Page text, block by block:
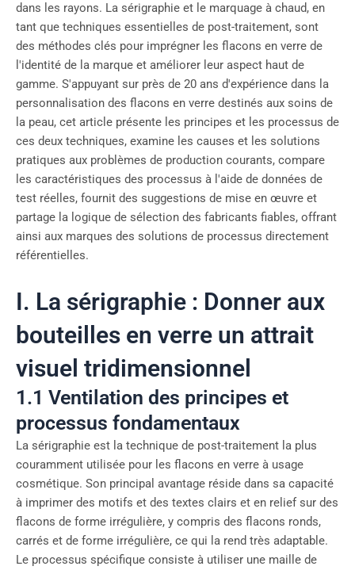
dans les rayons. La sérigraphie et le marquage à chaud, en
tant que techniques essentielles de post-traitement, sont
des méthodes clés pour imprégner les flacons en verre de
l'identité de la marque et améliorer leur aspect haut de
gamme. S'appuyant sur près de 20 ans d'expérience dans la
personnalisation des flacons en verre destinés aux soins de
la peau, cet article présente les principes et les processus de
ces deux techniques, examine les causes et les solutions
pratiques aux problèmes de production courants, compare
les caractéristiques des processus à l'aide de données de
test réelles, fournit des suggestions de mise en œuvre et
partage la logique de sélection des fabricants fiables, offrant
ainsi aux marques des solutions de processus directement
référentielles.
I. La sérigraphie : Donner aux
bouteilles en verre un attrait
visuel tridimensionnel
1.1 Ventilation des principes et
processus fondamentaux
La sérigraphie est la technique de post-traitement la plus
couramment utilisée pour les flacons en verre à usage
cosmétique. Son principal avantage réside dans sa capacité
à imprimer des motifs et des textes clairs et en relief sur des
flacons de forme irrégulière, y compris des flacons ronds,
carrés et de forme irrégulière, ce qui la rend très adaptable.
Le processus spécifique consiste à utiliser une maille de